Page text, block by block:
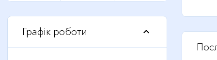
Графік роботи keyboard_arrow_up